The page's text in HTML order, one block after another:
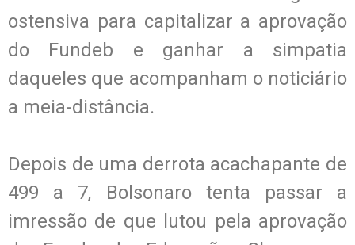
ostensiva para capitalizar a aprovação
do Fundeb e ganhar a simpatia
daqueles que acompanham o noticiário
a meia-distância.
Depois de uma derrota acachapante de
499 a 7, Bolsonaro tenta passar a
imressão de que lutou pela aprovação